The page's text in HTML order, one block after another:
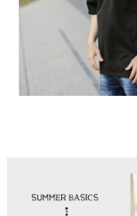
是否繳費成功／繳費後需取消欲
https://
【注意事項】
１．透過由恩沛科技股份有限
易，需依本服務之必要範圍內
權轉讓予恩沛科技股份有限公司
２．關於個人資料處理事宜，請
３．未成年的使用者請事先徵
５．嚴禁一人註冊多個帳號或
恩沛科技股份有限公司將有權
每筆NT$80，滿NT$1,800(
每筆NT$120，滿